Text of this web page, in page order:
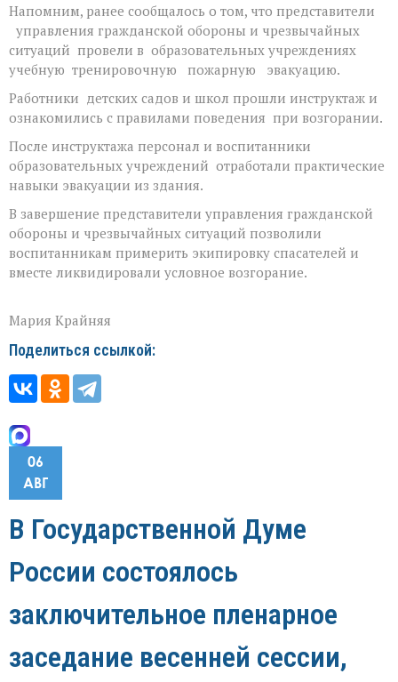
Напомним, ранее сообщалось о том, что представители
управления гражданской обороны и чрезвычайных
ситуаций провели в образовательных учреждениях
учебную тренировочную пожарную эвакуацию.
Работники детских садов и школ прошли инструктаж и
ознакомились с правилами поведения при возгорании.
После инструктажа персонал и воспитанники
образовательных учреждений отработали практические
навыки эвакуации из здания.
В завершение представители управления гражданской
обороны и чрезвычайных ситуаций позволили
воспитанникам примерить экипировку спасателей и
вместе ликвидировали условное возгорание.
Мария Крайняя
Поделиться ссылкой:
06
АВГ
В Государственной Думе
России состоялось
заключительное пленарное
заседание весенней сессии,